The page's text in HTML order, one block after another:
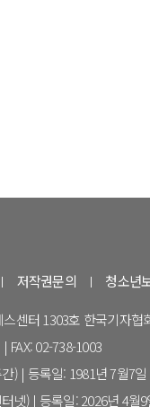
저작권문의 청소년
센터 1303호 한국기자협
FAX: 02-738-1003
) | 등록일: 1981년 7월7일
넷) | 등록일: 2026년 4월9